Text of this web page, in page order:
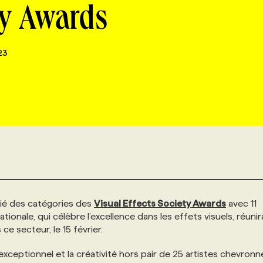
Awards
des catégories des Visual Effects Society Awards avec 11
qui célèbre l’excellence dans les effets visuels,
secteur, le 15 février.
et la créativité hors pair de 25 artistes